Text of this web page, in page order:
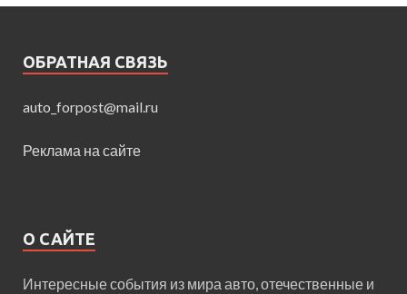
ОБРАТНАЯ СВЯЗЬ
auto_forpost@mail.ru
Реклама на сайте
О САЙТЕ
Интересные события из мира авто, отечественные и